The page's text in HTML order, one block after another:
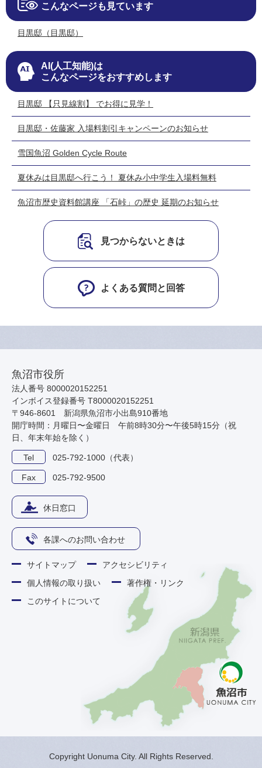
こんなページも見ています
目黒邸（目黒邸）
AI(人工知能)は
こんなページをおすすめします
目黒邸 【只見線割】 でお得に見学！
目黒邸・佐藤家 入場料割引キャンペーンのお知らせ
雪国魚沼 Golden Cycle Route
夏休みは目黒邸へ行こう！ 夏休み小中学生入場料無料
魚沼市歴史資料館講座 「石峠」の歴史 延期のお知らせ
見つからないときは
よくある質問と回答
魚沼市役所
法人番号 8000020152251
インボイス登録番号 T8000020152251
〒946-8601 新潟県魚沼市小出島910番地
開庁時間：月曜日〜金曜日 午前8時30分〜午後5時15分（祝
日、年末年始を除く）
Tel 025-792-1000（代表）
Fax 025-792-9500
休日窓口
各課へのお問い合わせ
サイトマップ
アクセシビリティ
個人情報の取り扱い
著作権・リンク
このサイトについて
Copyright Uonuma City. All Rights Reserved.